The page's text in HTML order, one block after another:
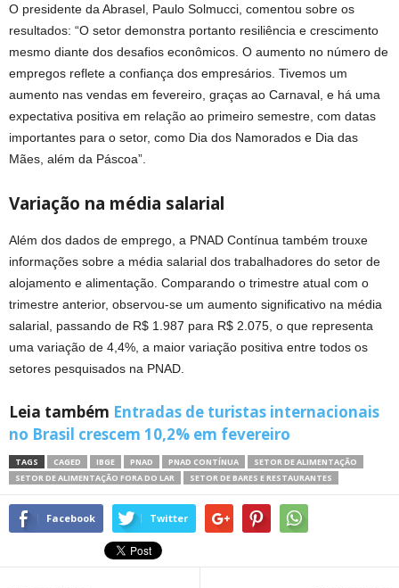
O presidente da Abrasel, Paulo Solmucci, comentou sobre os
resultados: “O setor demonstra portanto resiliência e crescimento
mesmo diante dos desafios econômicos. O aumento no número de
empregos reflete a confiança dos empresários. Tivemos um
aumento nas vendas em fevereiro, graças ao Carnaval, e há uma
expectativa positiva em relação ao primeiro semestre, com datas
importantes para o setor, como Dia dos Namorados e Dia das
Mães, além da Páscoa”.
Variação na média salarial
Além dos dados de emprego, a PNAD Contínua também trouxe
informações sobre a média salarial dos trabalhadores do setor de
alojamento e alimentação. Comparando o trimestre atual com o
trimestre anterior, observou-se um aumento significativo na média
salarial, passando de R$ 1.987 para R$ 2.075, o que representa
uma variação de 4,4%, a maior variação positiva entre todos os
setores pesquisados na PNAD.
Leia também Entradas de turistas internacionais
no Brasil crescem 10,2% em fevereiro
TAGS CAGED IBGE PNAD PNAD CONTÍNUA
SETOR DE ALIMENTAÇÃO
SETOR DE ALIMENTAÇÃO FORA DO LAR
SETOR DE BARES E RESTAURANTES
Facebook Twitter